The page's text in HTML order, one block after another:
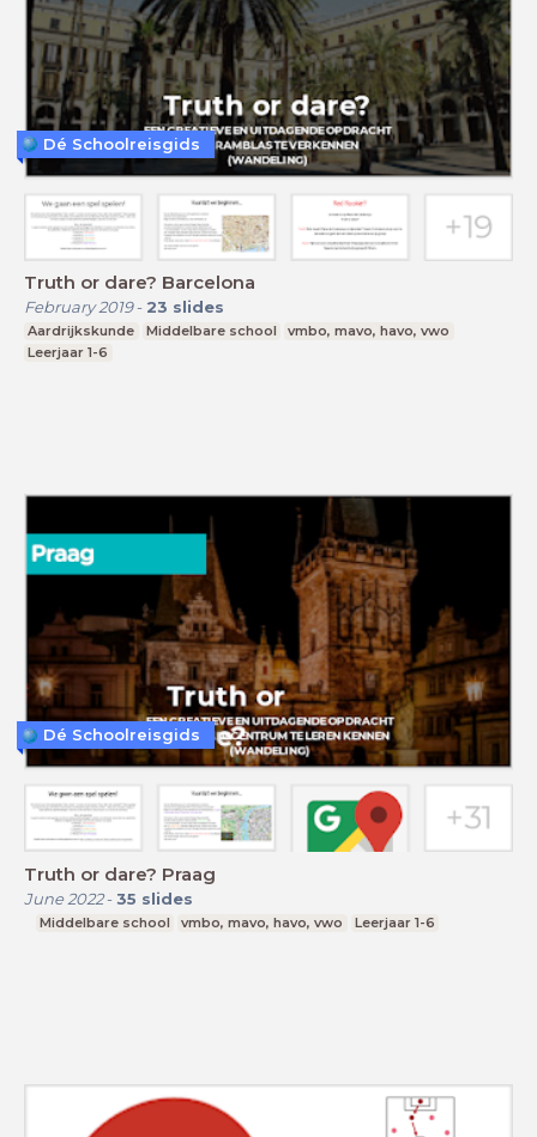
Truth or dare? Barcelona
February 2019- 23 slides
Aardrijkskunde Middelbare school
vmbo, mavo, havo, vwo
Leerjaar 1-6
Dé Schoolreisgids
Truth or dare? Praag
June 2022- 35 slides
Middelbare school vmbo, mavo, havo, vwo Leerjaar 1-6
Dé Schoolreisgids